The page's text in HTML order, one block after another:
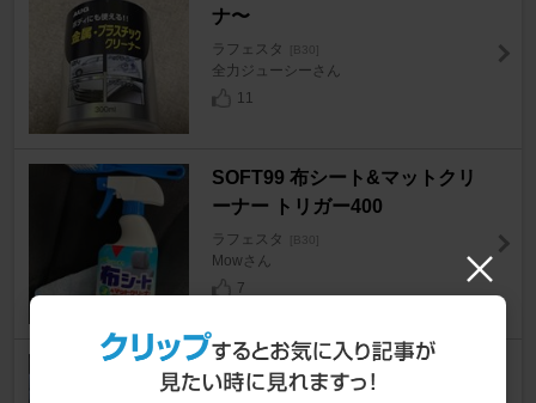
ナ〜
ラフェスタ [B30]
全力ジューシーさん
11
SOFT99 布シート&マットクリ
ーナー トリガー400
ラフェスタ [B30]
Mowさん
7
日産(純正) 加工グリル